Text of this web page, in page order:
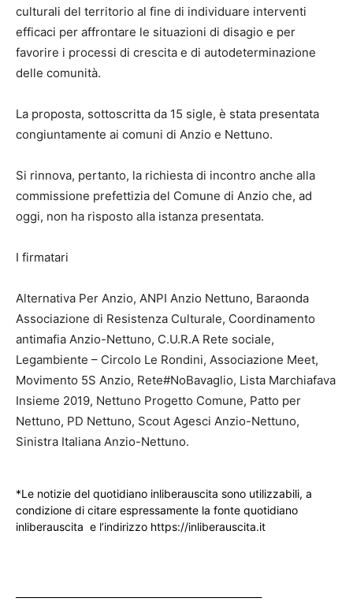
culturali del territorio al fine di individuare interventi
efficaci per affrontare le situazioni di disagio e per
favorire i processi di crescita e di autodeterminazione
delle comunità.
La proposta, sottoscritta da 15 sigle, è stata presentata
congiuntamente ai comuni di Anzio e Nettuno.
Si rinnova, pertanto, la richiesta di incontro anche alla
commissione prefettizia del Comune di Anzio che, ad
oggi, non ha risposto alla istanza presentata.
I firmatari
Alternativa Per Anzio, ANPI Anzio Nettuno, Baraonda
Associazione di Resistenza Culturale, Coordinamento
antimafia Anzio-Nettuno, C.U.R.A Rete sociale,
Legambiente – Circolo Le Rondini, Associazione Meet,
Movimento 5S Anzio, Rete#NoBavaglio, Lista Marchiafava
Insieme 2019, Nettuno Progetto Comune, Patto per
Nettuno, PD Nettuno, Scout Agesci Anzio-Nettuno,
Sinistra Italiana Anzio-Nettuno.
*Le notizie del quotidiano inliberauscita sono utilizzabili, a
condizione di citare espressamente la fonte quotidiano
inliberauscita e l’indirizzo https://inliberauscita.it